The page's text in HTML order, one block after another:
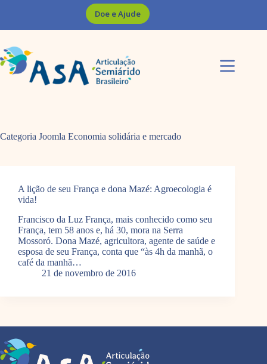
Doe e Ajude
Categoria Joomla Economia solidária e mercado
A lição de seu França e dona Mazé: Agroecologia é
vida!
Francisco da Luz França, mais conhecido como seu
França, tem 58 anos e, há 30, mora na Serra
Mossoró. Dona Mazé, agricultora, agente de saúde e
esposa de seu França, conta que “às 4h da manhã, o
café da manhã…
21 de novembro de 2016